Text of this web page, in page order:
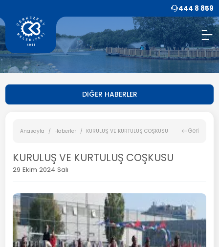
444 8 859
DİĞER HABERLER
Anasayfa Haberler KURULUŞ VE KURTULUŞ COŞKUSU Geri
KURULUŞ VE KURTULUŞ COŞKUSU
29 Ekim 2024 Salı